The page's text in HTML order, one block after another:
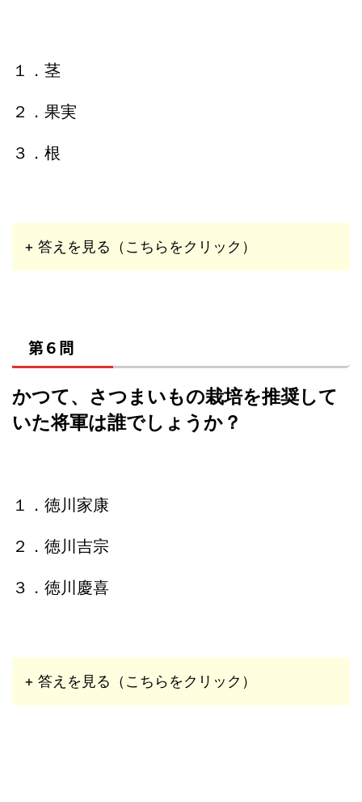
１．茎
２．果実
３．根
+ 答えを見る（こちらをクリック）
第６問
かつて、さつまいもの栽培を推奨して
いた将軍は誰でしょうか？
１．徳川家康
２．徳川吉宗
３．徳川慶喜
+ 答えを見る（こちらをクリック）